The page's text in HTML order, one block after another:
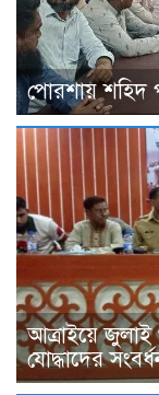
পোরশায় শহিদ
আত্রাইয়ে জুলাই
যোদ্ধাদের